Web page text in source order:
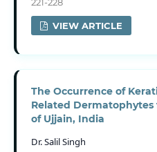
VIEW ARTICLE
The Occurrence of
Related
of Ujjain, India
Dr. Salil Singh